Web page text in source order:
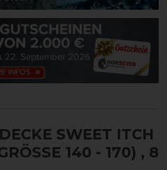
SWEET ITCH
140 - 170)
, 8